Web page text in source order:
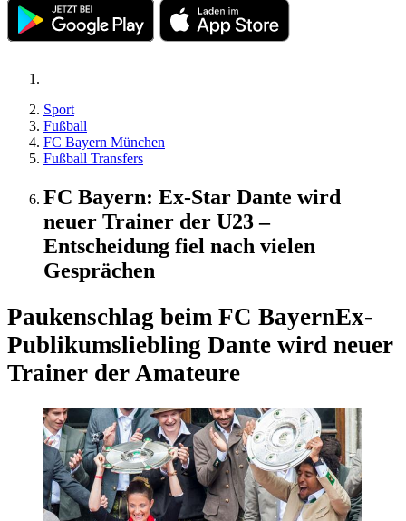
Sport
Fußball
FC Bayern München
Fußball Transfers
FC Bayern: Ex-Star Dante wird
neuer Trainer der U23 –
Entscheidung fiel nach vielen
Gesprächen
Paukenschlag beim FC BayernEx-
Publikumsliebling Dante wird neuer
Trainer der Amateure